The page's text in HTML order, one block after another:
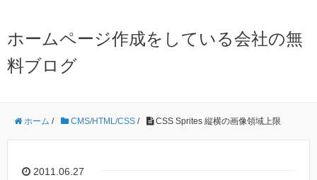
ホームページ作成をしている会社の無
料ブログ
ホーム / CMS/HTML/CSS / CSS Sprites 縦横の画像領域上限
2011.06.27